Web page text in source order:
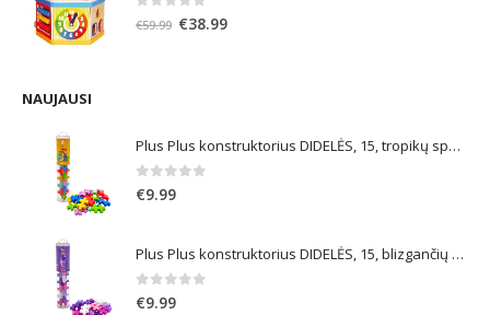
out of 5
€59.99 Original
€38.99Current
NAUJAUSI
Plus Plus konstruktorius DIDELĖS, 15, tropikų spalvos
0out of 5
€9.99
Plus Plus konstruktorius DIDELĖS, 15, blizgančių spalvų
0out of 5
€9.99